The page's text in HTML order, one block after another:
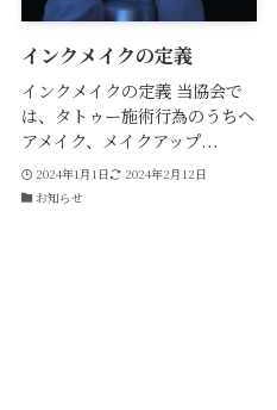
インクメイクの定義
インクメイクの定義 当協会で
は、タトゥー施術行為のうちヘ
アメイク、メイクアップ...
2024年1月1日
2024年2月12日
お知らせ